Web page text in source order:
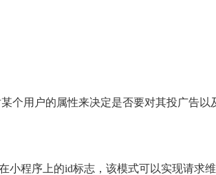
个用户的属性来决定是否要对其投广告以
小程序上的id标志，该模式可以实现请求